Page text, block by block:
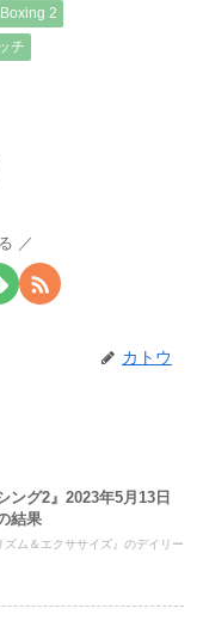
2
チ
カトウ
ング2』2023年5月13日
結果
ム＆エクササイズ』のデイリー